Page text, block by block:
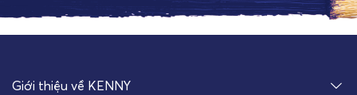
Giới thiệu về KENNY